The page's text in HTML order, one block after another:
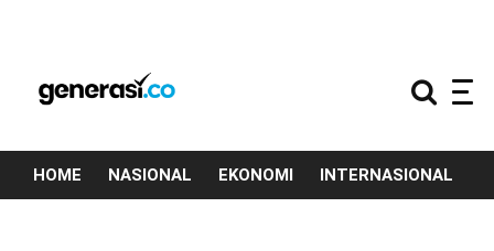
HOME NASIONAL EKONOMI INTERNASIONAL